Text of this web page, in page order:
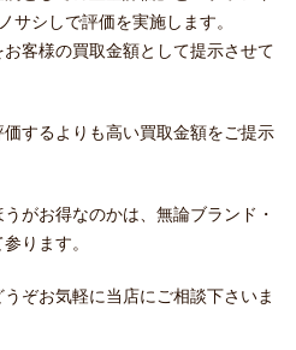
サシしで評価を実施します。
客様の買取金額として提示させて
するよりも高い買取金額をご提示
がお得なのかは、無論ブランド・
ります。
ぞお気軽に当店にご相談下さいま